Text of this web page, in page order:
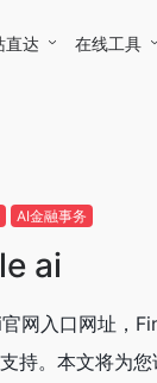
直达 在线工具
AI金融事务
ai
网入口网址，
持。本文将为